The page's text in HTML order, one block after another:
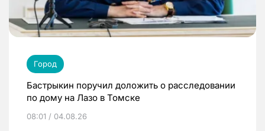
Город
Бастрыкин поручил доложить о расследовании
по дому на Лазо в Томске
08:01 / 04.08.26